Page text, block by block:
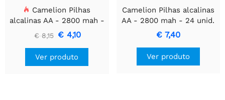
Camelion Pilhas
alcalinas AA - 2800 mah -
12 unid.
€ 8,15 € 4,10
Ver produto
Camelion Pilhas alcalinas
AA - 2800 mah - 24 unid.
€ 7,40
Ver produto